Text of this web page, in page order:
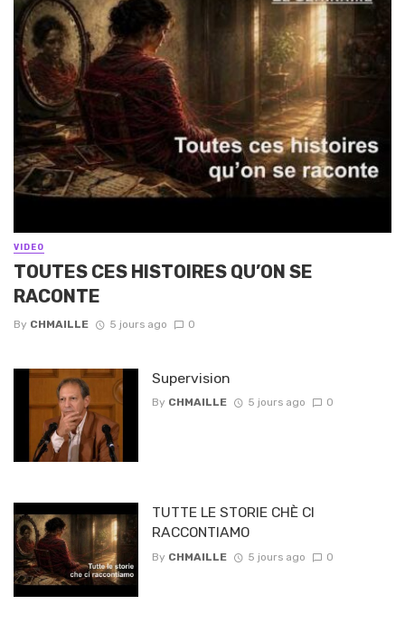
VIDEO
TOUTES CES HISTOIRES QU’ON SE
RACONTE
By CHMAILLE 5 jours ago 0
Supervision
By CHMAILLE 5 jours ago 0
TUTTE LE STORIE CHÈ CI
RACCONTIAMO
By CHMAILLE 5 jours ago 0